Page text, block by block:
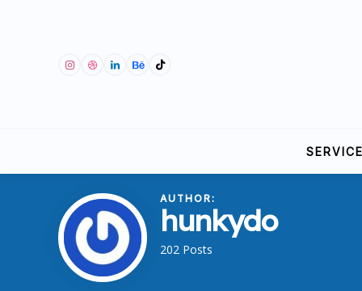
202 Posts
AUTHOR:
hunkydo